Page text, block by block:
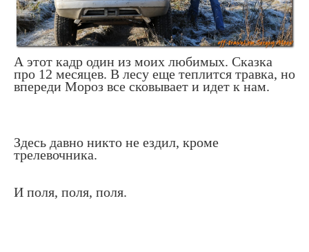
А этот кадр один из моих любимых. Сказка
про 12 месяцев. В лесу еще теплится травка, но
впереди Мороз все сковывает и идет к нам.
Здесь давно никто не ездил, кроме
трелевочника.
И поля, поля, поля.